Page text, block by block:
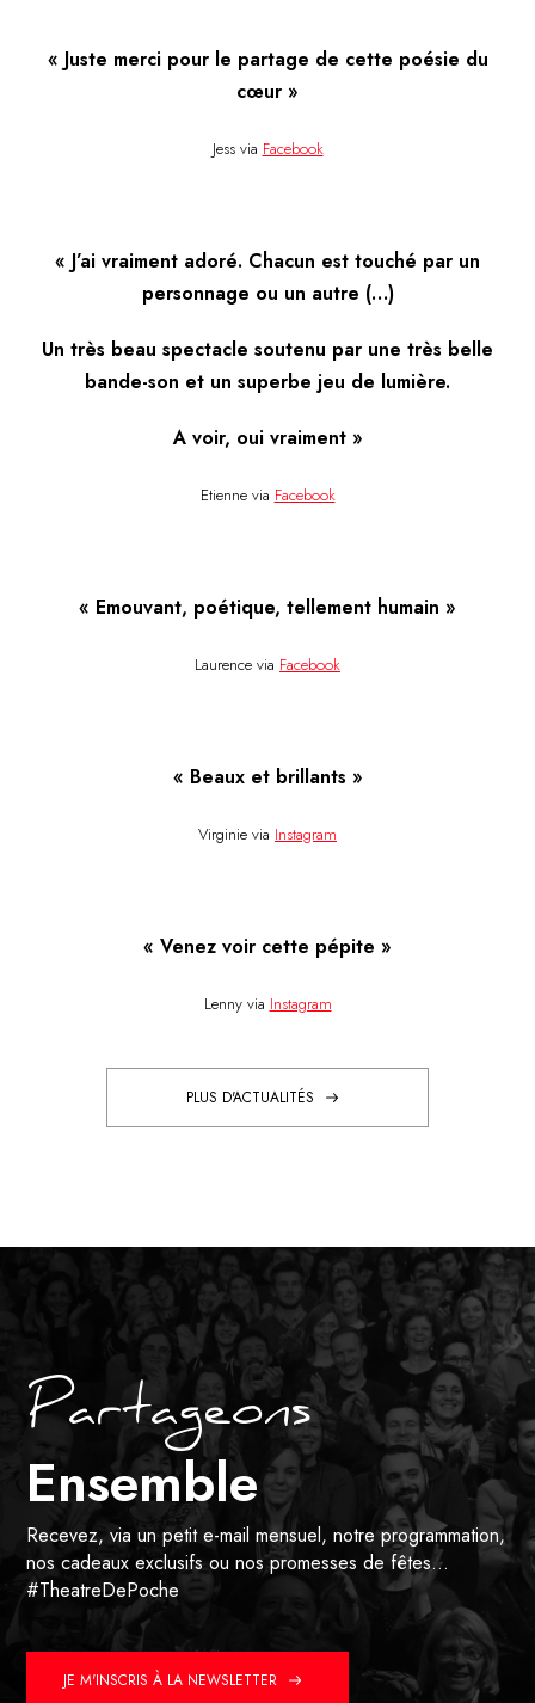
« Juste merci pour le partage de cette poésie du
cœur »
Jess via Facebook
« J’ai vraiment adoré. Chacun est touché par un
personnage ou un autre (…)
Un très beau spectacle soutenu par une très belle
bande-son et un superbe jeu de lumière.
A voir, oui vraiment »
Etienne via Facebook
« Emouvant, poétique, tellement humain »
Laurence via Facebook
« Beaux et brillants »
Virginie via Instagram
« Venez voir cette pépite »
Lenny via Instagram
PLUS D'ACTUALITÉS
Partageons
Ensemble
Recevez, via un petit e-mail mensuel, notre programmation,
nos cadeaux exclusifs ou nos promesses de fêtes…
#TheatreDePoche
JE M'INSCRIS À LA NEWSLETTER